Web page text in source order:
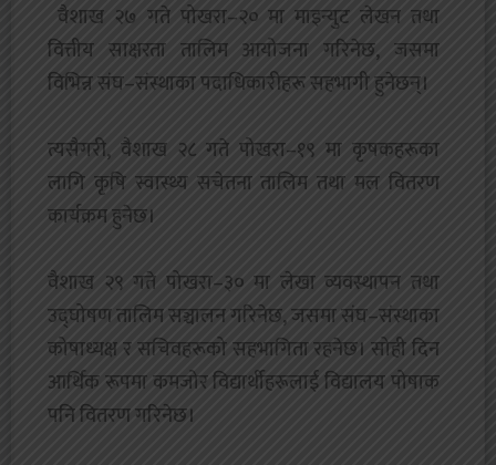
‎ वैशाख २७ गते पोखरा–२० मा माइन्युट लेखन तथा
वित्तीय साक्षरता तालिम आयोजना गरिनेछ, जसमा
विभिन्न संघ–संस्थाका पदाधिकारीहरू सहभागी हुनेछन्।
त्यसैगरी, वैशाख २८ गते पोखरा–१९ मा कृषकहरूका
लागि कृषि स्वास्थ्य सचेतना तालिम तथा मल वितरण
कार्यक्रम हुनेछ।
‎वैशाख २९ गते पोखरा–३० मा लेखा व्यवस्थापन तथा
उद्घोषण तालिम सञ्चालन गरिनेछ, जसमा संघ–संस्थाका
कोषाध्यक्ष र सचिवहरूको सहभागिता रहनेछ। सोही दिन
आर्थिक रूपमा कमजोर विद्यार्थीहरूलाई विद्यालय पोषाक
पनि वितरण गरिनेछ।